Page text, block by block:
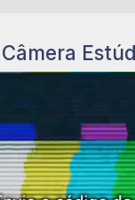
Câmera